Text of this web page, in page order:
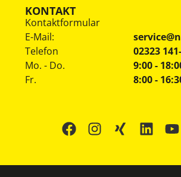
KONTAKT
Kontaktformular
E-Mail:
Telefon
02323
Mo. - Do.
Fr.
9:00 -
8:00 -